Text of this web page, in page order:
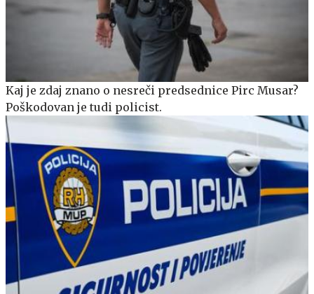
Kaj je zdaj znano o nesreči predsednice Pirc Musar?
Poškodovan je tudi policist.